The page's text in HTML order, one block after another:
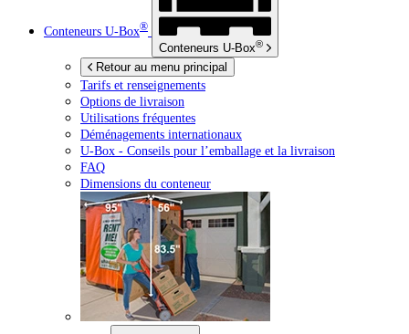
Conteneurs U-Box®
Conteneurs U-Box®
Retour au menu principal
Tarifs et renseignements
Options de livraison
Utilisations fréquentes
Déménagements internationaux
U-Box - Conseils pour l’emballage et la livraison
FAQ
Dimensions du conteneur